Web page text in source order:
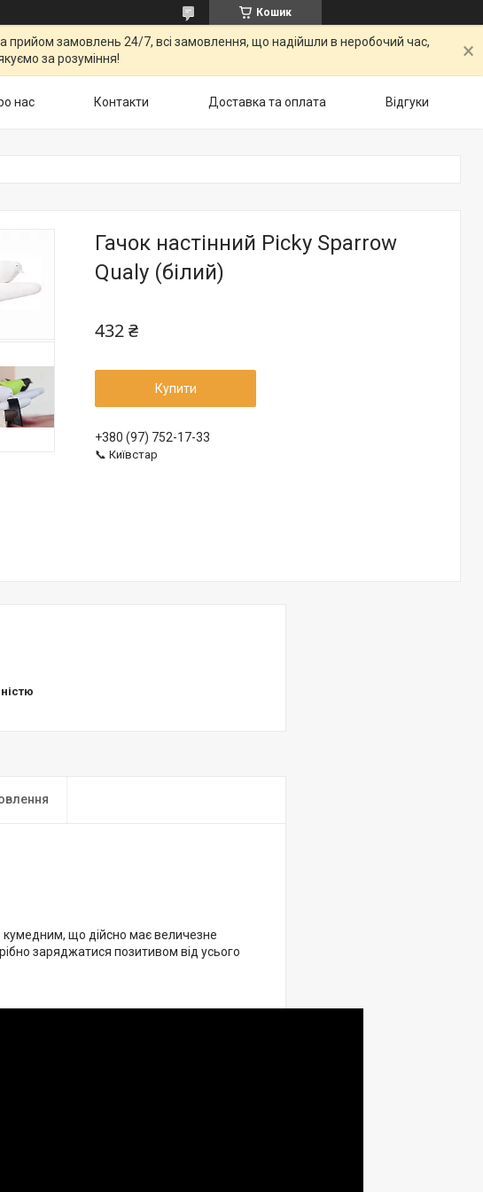
Кошик
замовлень 24/7, всі замовлення, що надійшли в неробочий час,
за розуміння!
нас Контакти Доставка та оплата Відгуки
Гачок настінний Picky Sparrow
Qualy (білий)
432 ₴
Купити
+380 (97) 752-17-33
📞 Київстар
кумедним, що дійсно має величезне
заряджатися позитивом від усього